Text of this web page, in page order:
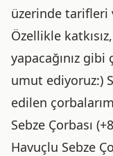
üzerinde tarifleri
Özellikle
yapacağınız gibi
umut ediyoruz:)
edilen
Sebze Çorbası
Havuçlu Sebze